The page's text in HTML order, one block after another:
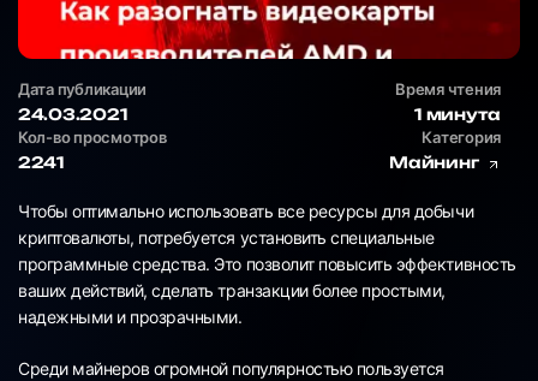
Дата публикации
24.03.2021
Время чтения
1 минута
Кол-во просмотров
2241
Категория
Майнинг
Чтобы оптимально использовать все ресурсы для добычи
криптовалюты, потребуется установить специальные
программные средства. Это позволит повысить эффективность
ваших действий, сделать транзакции более простыми,
надежными и прозрачными.
Среди майнеров огромной популярностью пользуется